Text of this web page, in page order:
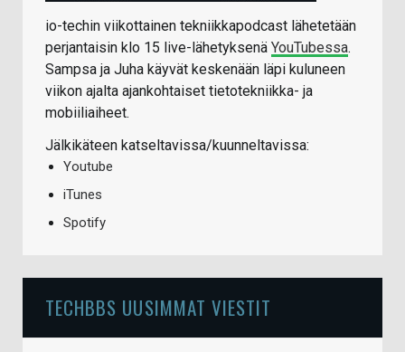
io-techin viikottainen tekniikkapodcast lähetetään
perjantaisin klo 15 live-lähetyksenä YouTubessa.
Sampsa ja Juha käyvät keskenään läpi kuluneen
viikon ajalta ajankohtaiset tietotekniikka- ja
mobiiliaiheet.
Jälkikäteen katseltavissa/kuunneltavissa:
Youtube
iTunes
Spotify
TECHBBS UUSIMMAT VIESTIT